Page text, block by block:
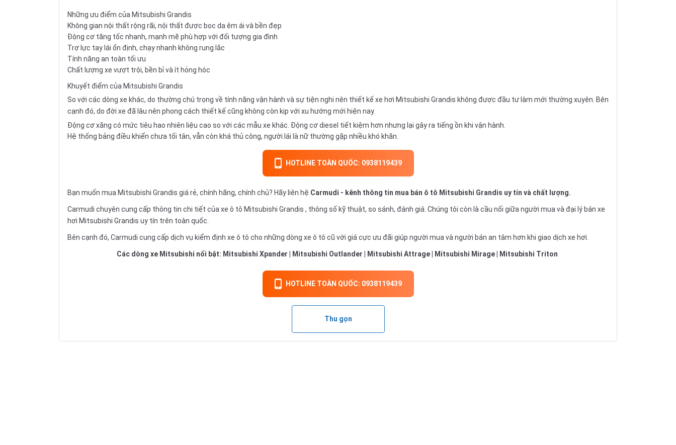
Những ưu điểm của Mitsubishi Grandis
Không gian nội thất rộng rãi, nội thất được bọc da êm ái và bền đẹp
Động cơ tăng tốc nhanh, mạnh mẽ phù hợp với đối tượng gia đình
Trợ lực tay lái ổn định, chạy nhanh không rung lắc
Tính năng an toàn tối ưu
Chất lượng xe vượt trội, bền bỉ và ít hỏng hóc
Khuyết điểm của Mitsubishi Grandis
So với các dòng xe khác, do thường chú trọng về tính năng vận hành và sự tiện nghi nên thiết kế xe hơi Mitsubishi Grandis không được đầu tư làm mới thường xuyên. Bên
cạnh đó, do đời xe đã lâu nên phong cách thiết kế cũng không còn kịp với xu hướng mới hiện nay.
Động cơ xăng có mức tiêu hao nhiên liệu cao so với các mẫu xe khác. Động cơ diesel tiết kiệm hơn nhưng lại gây ra tiếng ồn khi vận hành.
Hệ thống bảng điều khiển chưa tối tân, vẫn còn khá thủ công, người lái là nữ thường gặp nhiều khó khăn.
HOTLINE TOÀN QUỐC: 0938119439
Bạn muốn mua Mitsubishi Grandis giá rẻ, chính hãng, chính chủ? Hãy liên hệ Carmudi - kênh thông tin mua bán ô tô Mitsubishi Grandis uy tín và chất lượng.
Carmudi chuyên cung cấp thông tin chi tiết của xe ô tô Mitsubishi Grandis , thông số kỹ thuật, so sánh, đánh giá. Chúng tôi còn là cầu nối giữa người mua và đại lý bán xe
hơi Mitsubishi Grandis uy tín trên toàn quốc.
Bên cạnh đó, Carmudi cung cấp dịch vụ kiểm định xe ô tô cho những dòng xe ô tô cũ với giá cực ưu đãi giúp người mua và người bán an tâm hơn khi giao dịch xe hơi.
Các dòng xe Mitsubishi nổi bật: Mitsubishi Xpander Mitsubishi Outlander Mitsubishi Attrage Mitsubishi Mirage Mitsubishi Triton
HOTLINE TOÀN QUỐC: 0938119439
Thu gọn